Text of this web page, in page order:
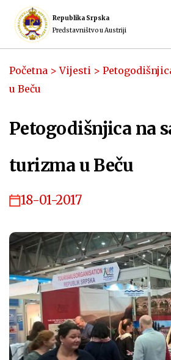
Republika Srpska
Predstavništvo u Austriji
Početna >Vijesti >
u Beču
Petogodišnjica na
turizma u Beču
18-01-2017